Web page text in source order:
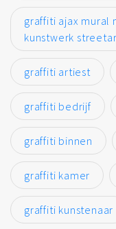
graffiti ajax mural
kunstwerk
graffiti artiest
graffiti bedrijf
graffiti binnen
graffiti kamer
graffiti kunstenaar